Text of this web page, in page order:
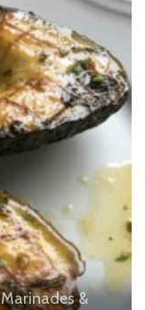
Marinades &